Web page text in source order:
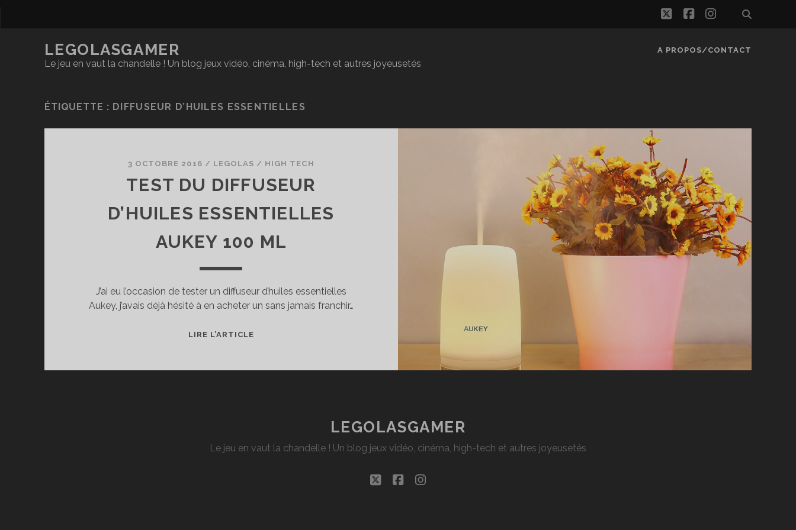
twitterfacebook
instagram
LEGOLASGAMER
Le jeu en vaut la chandelle ! Un blog jeux vidéo, cinéma, high-tech et autres joyeusetés
A PROPOS/CONTACT
ÉTIQUETTE : DIFFUSEUR D’HUILES ESSENTIELLES
3 OCTOBRE 2016 / LEGOLAS / HIGH TECH
TEST DU DIFFUSEUR
D’HUILES ESSENTIELLES
AUKEY 100 ML
J’ai eu l’occasion de tester un diffuseur d’huiles essentielles
Aukey, j’avais déjà hésité à en acheter un sans jamais franchir…
LIRE L’ARTICLE
LEGOLASGAMER
Le jeu en vaut la chandelle ! Un blog jeux vidéo, cinéma, high-tech et autres joyeusetés
twitterfacebookinstagram